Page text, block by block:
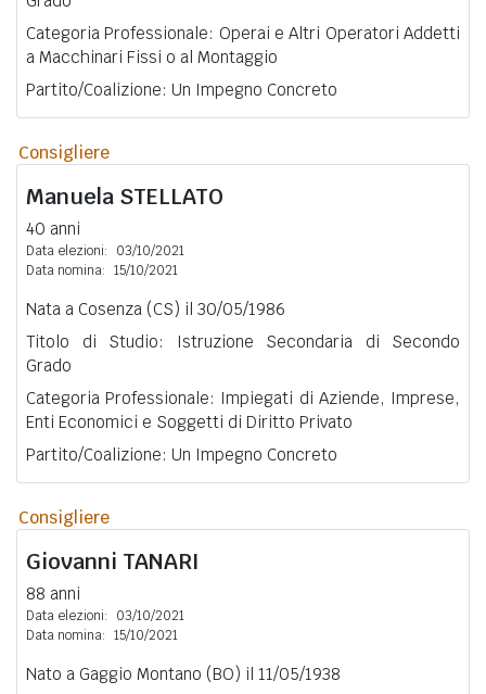
Categoria Professionale: Operai e Altri Operatori Addetti
a Macchinari Fissi o al Montaggio
Partito/Coalizione: Un Impegno Concreto
Consigliere
Manuela STELLATO
40 anni
Data elezioni:
03/10/2021
Data nomina: 15/10/2021
Nata a Cosenza (CS) il 30/05/1986
Titolo di Studio: Istruzione Secondaria di Secondo
Grado
Categoria Professionale: Impiegati di Aziende, Imprese,
Enti Economici e Soggetti di Diritto Privato
Partito/Coalizione: Un Impegno Concreto
Consigliere
Giovanni TANARI
88 anni
Data elezioni:
03/10/2021
Data nomina: 15/10/2021
Nato a Gaggio Montano (BO) il 11/05/1938